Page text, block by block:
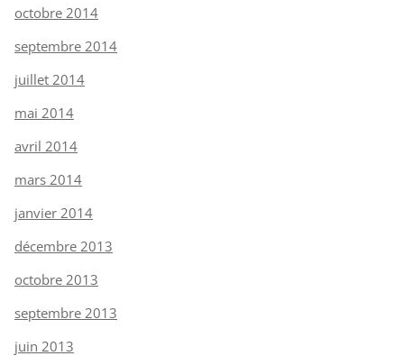
octobre 2014
septembre 2014
juillet 2014
mai 2014
avril 2014
mars 2014
janvier 2014
décembre 2013
octobre 2013
septembre 2013
juin 2013